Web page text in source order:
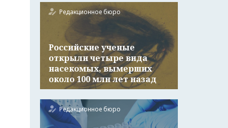
Редакционное бюро
Российские ученые
открыли четыре вида
насекомых, вымерших
около 100 млн лет назад
Редакционное бюро